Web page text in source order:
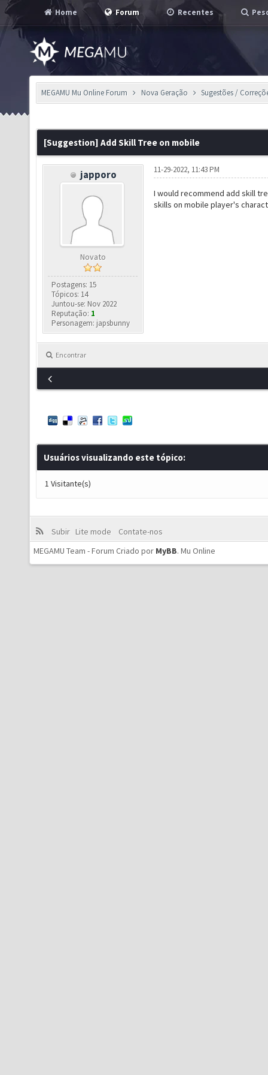
Home Forum Recentes
MEGAMU Mu Online Forum Nova Geração Sugestões /
[Suggestion] Add Skill Tree on mobile
japporo
Novato
Postagens: 15
Tópicos: 14
Juntou-se: Nov 2022
Reputação: 1
Personagem: japsbunny
11-29-2022, 11:43 PM
I would recommend add skill
skills on mobile player's
Encontrar
Usuários visualizando este tópico:
1 Visitante(s)
Subir Lite mode
Contate-nos
MEGAMU Team - Forum Criado por MyBB. Mu Online